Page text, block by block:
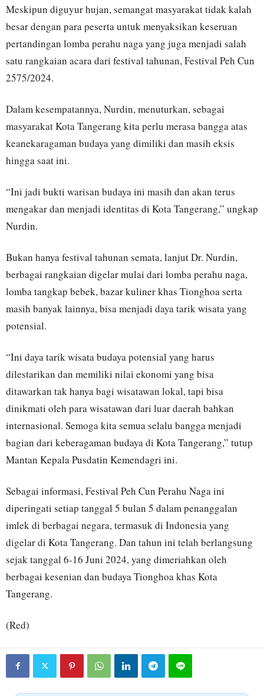
Meskipun diguyur hujan, semangat masyarakat tidak kalah
besar dengan para peserta untuk menyaksikan keseruan
pertandingan lomba perahu naga yang juga menjadi salah
satu rangkaian acara dari festival tahunan, Festival Peh Cun
2575/2024.
Dalam kesempatannya, Nurdin, menuturkan, sebagai
masyarakat Kota Tangerang kita perlu merasa bangga atas
keanekaragaman budaya yang dimiliki dan masih eksis
hingga saat ini.
“Ini jadi bukti warisan budaya ini masih dan akan terus
mengakar dan menjadi identitas di Kota Tangerang,” ungkap
Nurdin.
Bukan hanya festival tahunan semata, lanjut Dr. Nurdin,
berbagai rangkaian digelar mulai dari lomba perahu naga,
lomba tangkap bebek, bazar kuliner khas Tionghoa serta
masih banyak lainnya, bisa menjadi daya tarik wisata yang
potensial.
“Ini daya tarik wisata budaya potensial yang harus
dilestarikan dan memiliki nilai ekonomi yang bisa
ditawarkan tak hanya bagi wisatawan lokal, tapi bisa
dinikmati oleh para wisatawan dari luar daerah bahkan
internasional. Semoga kita semua selalu bangga menjadi
bagian dari keberagaman budaya di Kota Tangerang,” tutup
Mantan Kepala Pusdatin Kemendagri ini.
Sebagai informasi, Festival Peh Cun Perahu Naga ini
diperingati setiap tanggal 5 bulan 5 dalam penanggalan
imlek di berbagai negara, termasuk di Indonesia yang
digelar di Kota Tangerang. Dan tahun ini telah berlangsung
sejak tanggal 6-16 Juni 2024, yang dimeriahkan oleh
berbagai kesenian dan budaya Tionghoa khas Kota
Tangerang.
(Red)